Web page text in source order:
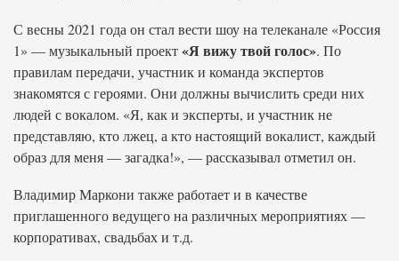
С весны 2021 года он стал вести шоу на телеканале «Россия
1» — музыкальный проект«Я вижу твой голос». По
правилам передачи, участник и команда экспертов
знакомятся с героями. Они должны вычислить среди них
людей с вокалом. «Я, как и эксперты, и участник не
представляю, кто лжец, а кто настоящий вокалист, каждый
образ для меня — загадка!», — рассказывал отметил он.
Владимир Маркони также работает и в качестве
приглашенного ведущего на различных мероприятиях —
корпоративах, свадьбах и т.д.